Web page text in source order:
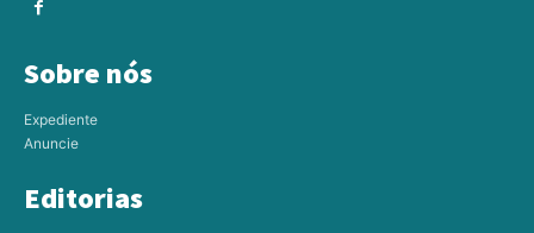
Sobre nós
Expediente
Anuncie
Editorias